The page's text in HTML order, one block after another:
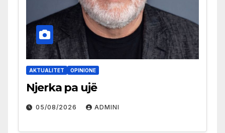
AKTUALITET OPINIONE
Njerka pa ujë
05/08/2026 ADMINI